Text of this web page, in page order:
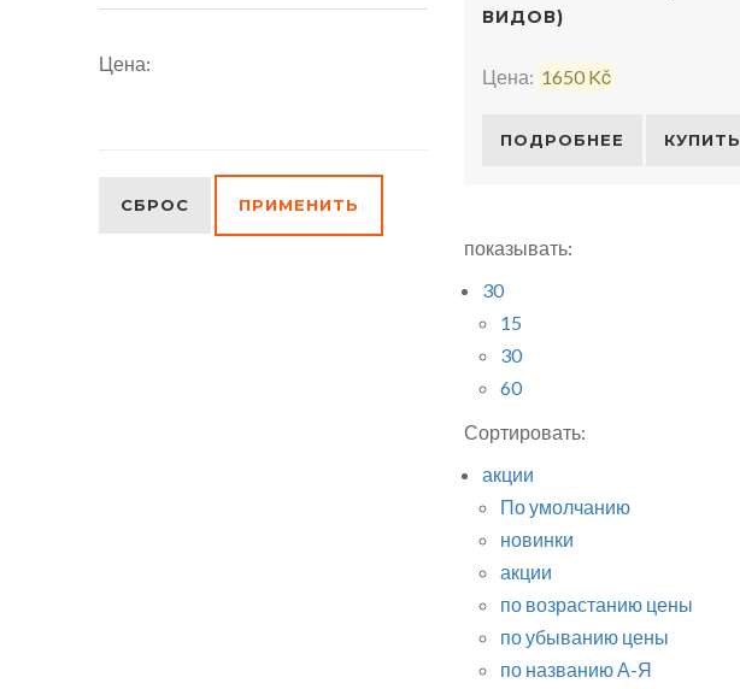
Цена:
СБРОС ПРИМЕНИТЬ
ВИДОВ)
Цена: 1650 Kč
ПОДРОБНЕЕ КУПИТЬ
показывать:
30
15
30
60
Сортировать:
акции
По умолчанию
новинки
акции
по возрастанию цены
по убыванию цены
по названию А-Я